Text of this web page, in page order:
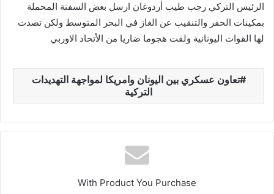
الرئيس التركي رجب طيب أردوغان ارسل بعض السفنة المحملة
بمكينات الحفر والتنقيب عن الغاز في البحر المتوسط ولكن تصدت
لها القوات اليونانية ولقت هجوما ضاريا من الأتحاد الاوربي
تعاون عسكري بين اليونان وامريكا لمواجهة التهديدات
التركية
With Product You Purchase